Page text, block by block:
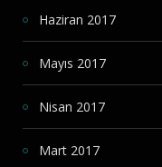
Haziran 2017
Mayıs 2017
Nisan 2017
Mart 2017